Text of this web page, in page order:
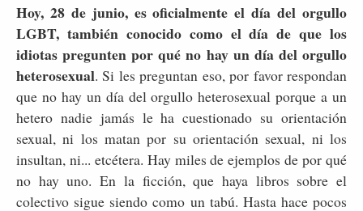
Hoy, 28 de junio, es oficialmente el día del orgullo
LGBT, también conocido como el día de que los
idiotas pregunten por qué no hay un día del orgullo
heterosexual. Si les preguntan eso, por favor respondan
que no hay un día del orgullo heterosexual porque a un
hetero nadie jamás le ha cuestionado su orientación
sexual, ni los matan por su orientación sexual, ni los
insultan, ni... etcétera. Hay miles de ejemplos de por qué
no hay uno. En la ficción, que haya libros sobre el
colectivo sigue siendo como un tabú. Hasta hace pocos